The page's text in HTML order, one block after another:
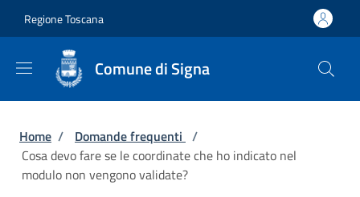
Regione Toscana
Comune di Signa
Briciole di pane
Home / Domande frequenti /
Cosa devo fare se le coordinate che ho indicato nel
modulo non vengono validate?